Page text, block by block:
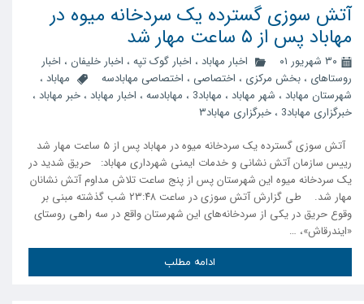
آتش سوزی گسترده یک سردخانه میوه در
مهاباد پس از ۵ ساعت مهار شد
۳۰ شهریور ۰۱ اخبار مهاباد ، اخبار گوک تپه ، اخبار خلیفان ، اخبار
روستاهای ، بخش مرکزی ، اختصاصی ، اختصاصی مهابادسه مهاباد ،
شهرستان مهاباد ، شهر مهاباد ، مهاباد3 ، مهابادسه ، اخبار مهاباد ، خبر مهاباد ،
خبرگزاری مهاباد3 ، خبرگزاری مهاباد۳
آتش سوزی گسترده یک سردخانه میوه در مهاباد پس از ۵ ساعت مهار شد
رییس سازمان آتش نشانی و خدمات ایمنی شهرداری مهاباد: حریق شدید در
یک سردخانه میوه این شهرستان پس از پنج ساعت تلاش مداوم آتش نشانان
مهار شد. طی گزارش آتش سوزی در ساعت ٢٣:۴٨ شب گذشته مبنی بر
وقوع حریق در یکی از سردخانە‌های این شهرستان واقع در سه راهی روستای
«ایندرقاش»، …
ادامه مطلب